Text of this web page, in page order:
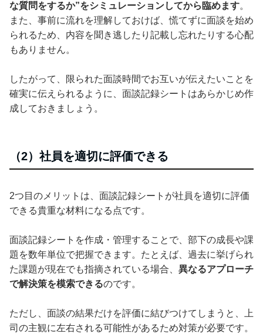
な質問をするか”をシミュレーションしてから臨めます。
また、事前に流れを理解しておけば、慌てずに面談を始め
られるため、内容を聞き逃したり記載し忘れたりする心配
もありません。
したがって、限られた面談時間でお互いが伝えたいことを
確実に伝えられるように、面談記録シートはあらかじめ作
成しておきましょう。
（2）社員を適切に評価できる
2つ目のメリットは、面談記録シートが社員を適切に評価
できる貴重な材料になる点です。
面談記録シートを作成・管理することで、部下の成長や課
題を数年単位で把握できます。たとえば、過去に挙げられ
た課題が現在でも指摘されている場合、 異なるアプローチ
で解決策を模索できるのです。
ただし、面談の結果だけを評価に結びつけてしまうと、上
司の主観に左右される可能性があるため対策が必要です。